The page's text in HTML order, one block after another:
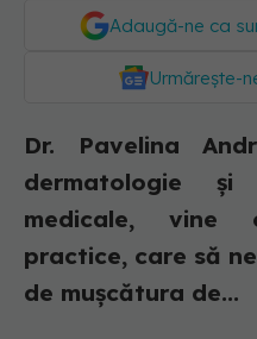
Adaugă-ne ca
Urmărește-
Dr. Pavelina
dermatologie
medicale, vine
practice, care să
de mușcătura de...